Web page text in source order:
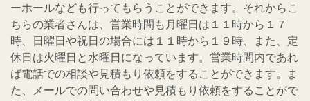
ーホールなども行ってもらうことができます。それからこ
ちらの業者さんは、営業時間も月曜日は１１時から１７
時、日曜日や祝日の場合には１１時から１９時、また、定
休日は火曜日と水曜日になっています。営業時間内であれ
ば電話での相談や見積もり依頼をすることができます。ま
た、メールでの問い合わせや見積もり依頼をすることがで